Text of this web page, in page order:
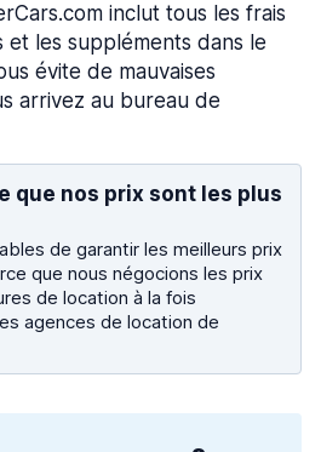
inclut tous les frais
et les suppléments dans le
évite de mauvaises
arrivez au bureau de
que nos prix sont les plus
de garantir les meilleurs prix
que nous négocions les prix
de location à la fois
agences de location de